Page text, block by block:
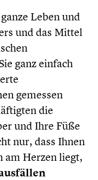
Leben und
und das Mittel
ganz einfach
gemessen
die
und Ihre Füße
nur, dass Ihnen
am Herzen liegt,